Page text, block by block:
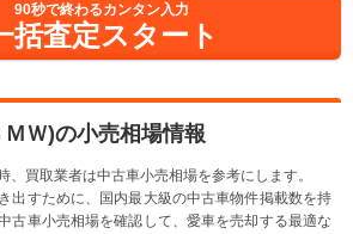
90秒で終わるカンタン入力
括査定スタート
Ｗ)の小売相場情報
、買取業者は中古車小売相場を参考にします。
出すために、国内最大級の中古車物件掲載数を持
古車小売相場を確認して、愛車を売却する最適な